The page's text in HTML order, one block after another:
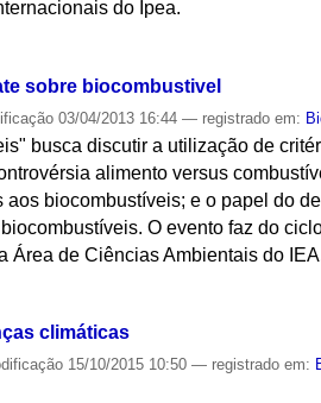
do Ipea.
sobre biocombustivel
03/04/2013 16:44— registrado em:
busca discutir a utilização de
alimento versus
biocombustíveis; e o papel do
O evento faz do
Área de Ciências Ambientais do
climáticas
15/10/2015 10:50— registrado em: